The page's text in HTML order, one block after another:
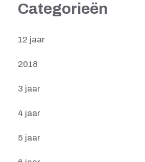
Categorieën
12 jaar
2018
3 jaar
4 jaar
5 jaar